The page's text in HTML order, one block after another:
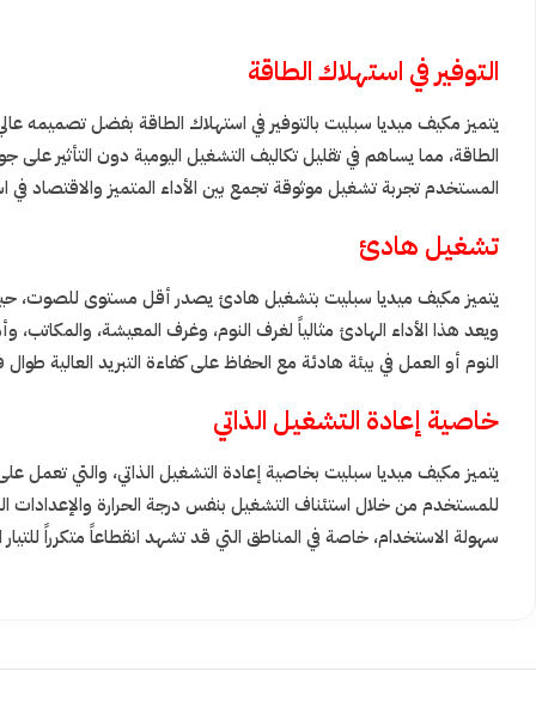
التوفير في استهلاك الطاقة
يتميز مكيف ميديا سبليت بالتوفير في استهلاك الطاقة بفضل تصميمه
الطاقة، مما يساهم في تقليل تكاليف التشغيل اليومية دون التأثير
المستخدم تجربة تشغيل موثوقة تجمع بين الأداء المتميز والاقتصاد في
تشغيل هادئ
يتميز مكيف ميديا سبليت بتشغيل هادئ يصدر أقل مستوى للصوت، حيث
ويعد هذا الأداء الهادئ مثالياً لغرف النوم، وغرف المعيشة،
النوم أو العمل في بيئة هادئة مع الحفاظ على كفاءة التبريد العالية
خاصية إعادة التشغيل الذاتي
يتميز مكيف ميديا سبليت بخاصية إعادة التشغيل الذاتي، والتي تعمل على
للمستخدم من خلال استئناف التشغيل بنفس درجة الحرارة والإعدادات
سهولة الاستخدام، خاصة في المناطق التي قد تشهد انقطاعاً متكرراً